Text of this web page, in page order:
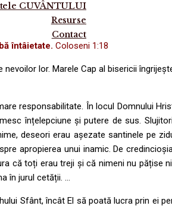
CUVÂNTULUI
Resurse
Contact
întâietate. Coloseni 1:18
lor. Marele Cap al bisericii
responsabilitate. În locul Domnului
înțelepciune și putere de sus.
deseori erau așezate santinele pe
apropierea unui inamic. De
că toți erau treji și că nimeni nu pățise
în jurul cetății. …
Sfânt, încât El să poată lucra prin ei